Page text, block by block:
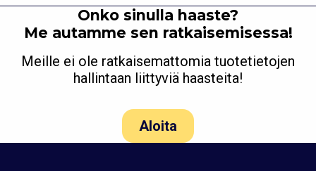
Onko sinulla haaste?
Me autamme sen ratkaisemisessa!
Meille ei ole ratkaisemattomia tuotetietojen
hallintaan liittyviä haasteita!
Aloita